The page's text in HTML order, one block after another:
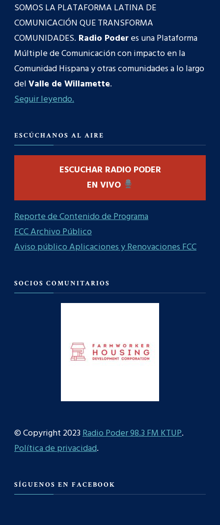
SOMOS LA PLATAFORMA LATINA DE
COMUNICACIÓN QUE TRANSFORMA
COMUNIDADES. Radio Poderes una Plataforma
Múltiple de Comunicación con impacto en la
Comunidad Hispana y otras comunidades a lo largo
delValle de Willamette.
Seguir leyendo.
ESCÚCHANOS AL AIRE
ESCUCHAR RADIO PODER
EN VIVO
Reporte de Contenido de Programa
FCC Archivo Público
Aviso público Aplicaciones y Renovaciones FCC
SOCIOS COMUNITARIOS
© Copyright 2023Radio Poder 98.3 FM KTUP.
Política de privacidad.
SÍGUENOS EN FACEBOOK